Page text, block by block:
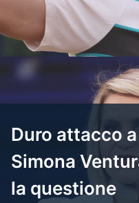
Duro attacco a
Simona
la questione